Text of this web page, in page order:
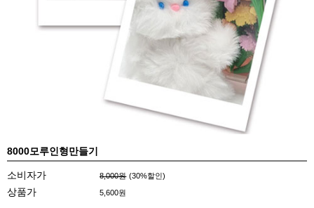
8000모루인형만들기
소비자가 8,000원 (30%할인)
상품가 5,600원